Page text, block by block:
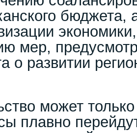
бюджета,
мер,
о развитии
может
плавно